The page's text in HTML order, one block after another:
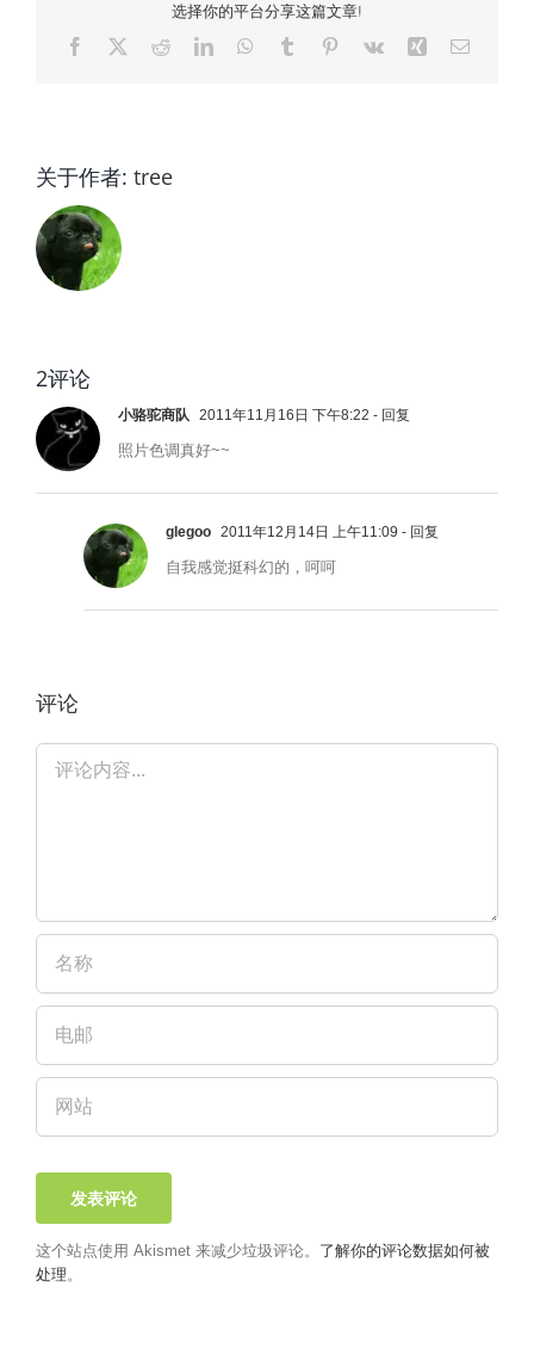
选择你的平台分享这篇文章!
Facebook RedditLinkedInWhatsApp
Tumblr Pinterest
Vk Xing 电
关于作者: tree
2评论
小骆驼商队 2011年11月16日 下午8:22 - 回复
照片色调真好~~
glegoo 2011年12月14日 上午11:09 - 回复
自我感觉挺科幻的，呵呵
评论
评
这个站点使用 Akismet 来减少垃圾评论。 了解你的评论数据如何被
处理。